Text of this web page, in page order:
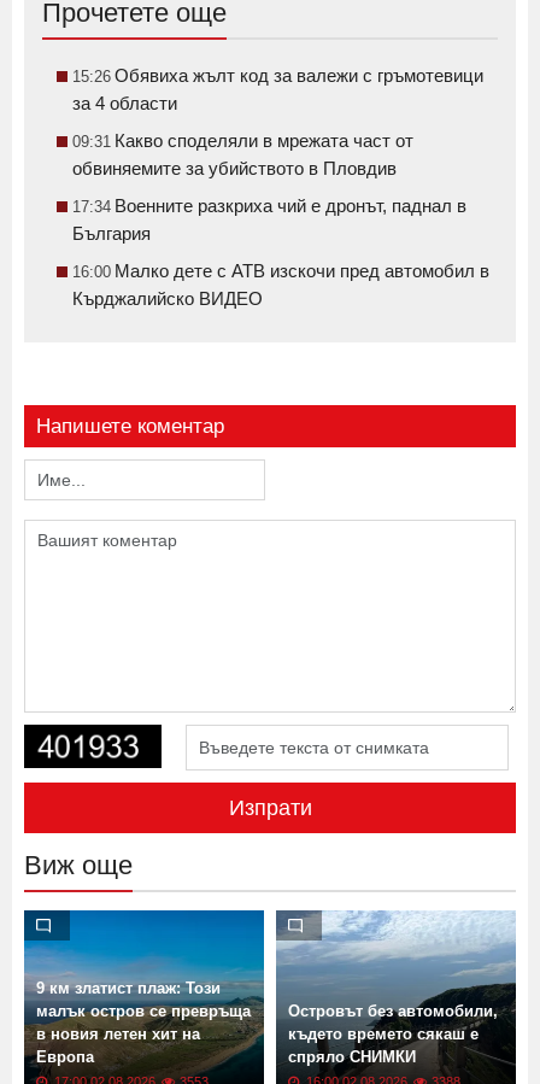
Прочетете още
15:26 Обявиха жълт код за валежи с гръмотевици
за 4 области
09:31 Какво споделяли в мрежата част от
обвиняемите за убийството в Пловдив
17:34 Военните разкриха чий е дронът, паднал в
България
16:00 Малко дете с АТВ изскочи пред автомобил в
Кърджалийско ВИДЕО
Напишете коментар
Изпрати
Виж още
9 км златист плаж: Този
малък остров се превръща
в новия летен хит на
Европа
Островът без автомобили,
където времето сякаш е
спряло СНИМКИ